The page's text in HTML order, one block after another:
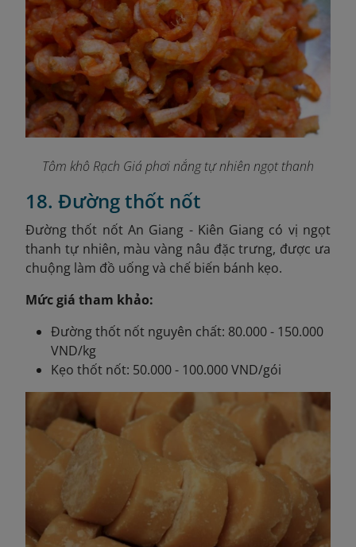
Tôm khô Rạch Giá phơi nắng tự nhiên ngọt thanh
18. Đường thốt nốt
Đường thốt nốt An Giang - Kiên Giang có vị ngọt
thanh tự nhiên, màu vàng nâu đặc trưng, được ưa
chuộng làm đồ uống và chế biến bánh kẹo.
Mức giá tham khảo:
Đường thốt nốt nguyên chất: 80.000 - 150.000
VND/kg
Kẹo thốt nốt: 50.000 - 100.000 VND/gói